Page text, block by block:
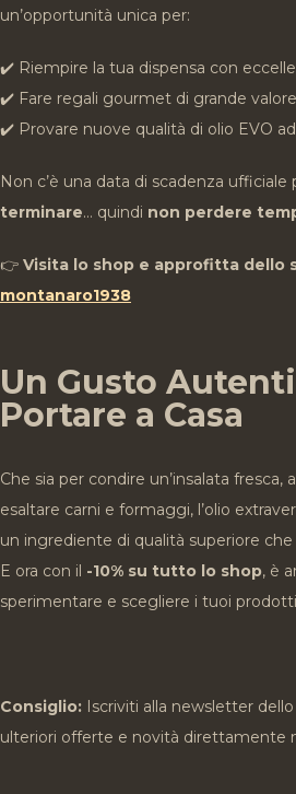
un’opportunità unica per:
✔️ Riempire la tua dispensa con
✔️ Fare regali gourmet di grande valore
✔️ Provare nuove qualità di olio EVO
Non c’è una data di scadenza ufficiale
terminare… quindi non perdere
👉 Visita lo shop e approfitta dello
montanaro1938
Un Gusto
Portare a Casa
Che sia per condire un’insalata fresca,
esaltare carni e formaggi, l’olio
un ingrediente di qualità superiore
E ora con il -10% su tutto lo shop, è
sperimentare e scegliere i tuoi
Consiglio: Iscriviti alla newsletter
ulteriori offerte e novità direttamente